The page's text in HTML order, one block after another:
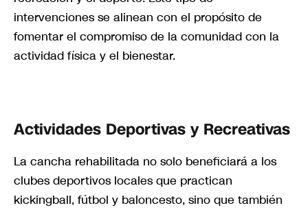
intervenciones se alinean con el propósito de
fomentar el compromiso de la comunidad con la
actividad física y el bienestar.
Actividades Deportivas y Recreativas
La cancha rehabilitada no solo beneficiará a los
clubes deportivos locales que practican
kickingball, fútbol y baloncesto, sino que también